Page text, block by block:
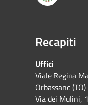
Recapiti
Uffici
Viale Regina
Orbassano (TO)
Via dei Mulini,